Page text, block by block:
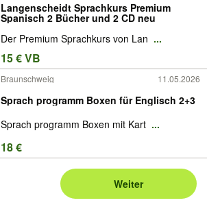
Langenscheidt Sprachkurs Premium
Spanisch 2 Bücher und 2 CD neu
Der Premium Sprachkurs von Lan ...
15 € VB
Braunschweig 11.05.2026
Sprach programm Boxen für Englisch 2+3
Sprach programm Boxen mit Kart ...
18 €
Weiter